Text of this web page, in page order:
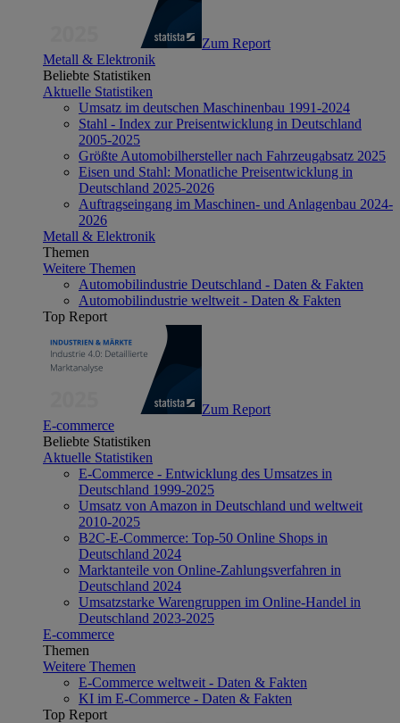
Zum Report
Metall & Elektronik
Beliebte Statistiken
Aktuelle Statistiken
Umsatz im deutschen Maschinenbau 1991-2024
Stahl - Index zur Preisentwicklung in Deutschland
2005-2025
Größte Automobilhersteller nach Fahrzeugabsatz 2025
Eisen und Stahl: Monatliche Preisentwicklung in
Deutschland 2025-2026
Auftragseingang im Maschinen- und Anlagenbau 2024-
2026
Metall & Elektronik
Themen
Weitere Themen
Automobilindustrie Deutschland - Daten & Fakten
Automobilindustrie weltweit - Daten & Fakten
Top Report
Zum Report
E-commerce
Beliebte Statistiken
Aktuelle Statistiken
E-Commerce - Entwicklung des Umsatzes in
Deutschland 1999-2025
Umsatz von Amazon in Deutschland und weltweit
2010-2025
B2C-E-Commerce: Top-50 Online Shops in
Deutschland 2024
Marktanteile von Online-Zahlungsverfahren in
Deutschland 2024
Umsatzstarke Warengruppen im Online-Handel in
Deutschland 2023-2025
E-commerce
Themen
Weitere Themen
E-Commerce weltweit - Daten & Fakten
KI im E-Commerce - Daten & Fakten
Top Report